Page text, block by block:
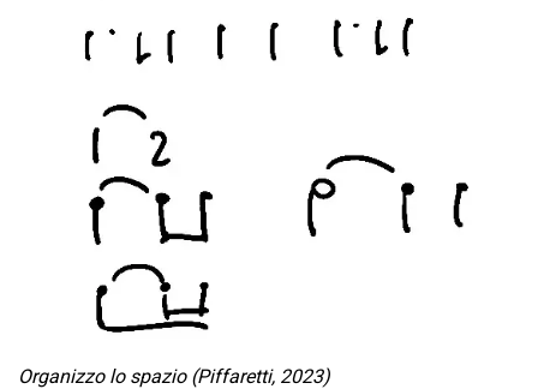
Organizzo lo spazio (Piffaretti, 2023)